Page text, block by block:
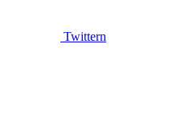
Twittern